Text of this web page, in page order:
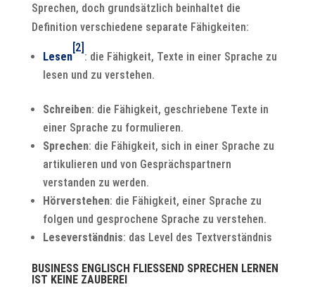
Sprechen, doch grundsätzlich beinhaltet die
Definition verschiedene separate Fähigkeiten:
Lesen
[2]
: die Fähigkeit, Texte in einer Sprache zu
lesen und zu verstehen.
Schreiben: die Fähigkeit, geschriebene Texte in
einer Sprache zu formulieren.
Sprechen: die Fähigkeit, sich in einer Sprache zu
artikulieren und von Gesprächspartnern
verstanden zu werden.
Hörverstehen: die Fähigkeit, einer Sprache zu
folgen und gesprochene Sprache zu verstehen.
Leseverständnis: das Level des Textverständnis
BUSINESS ENGLISCH FLIESSEND SPRECHEN LERNEN I
ST KEINE ZAUBEREI